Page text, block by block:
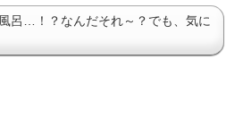
呂…！？なんだそれ～？でも、気に